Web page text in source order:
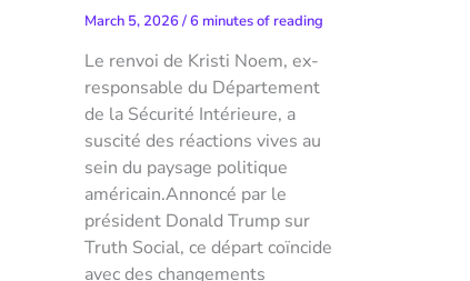
March 5, 2026/6 minutes of reading
Le renvoi de Kristi Noem, ex-
responsable du Département
de la Sécurité Intérieure, a
suscité des réactions vives au
sein du paysage politique
américain.Annoncé par le
président Donald Trump sur
Truth Social, ce départ coïncide
avec des changements